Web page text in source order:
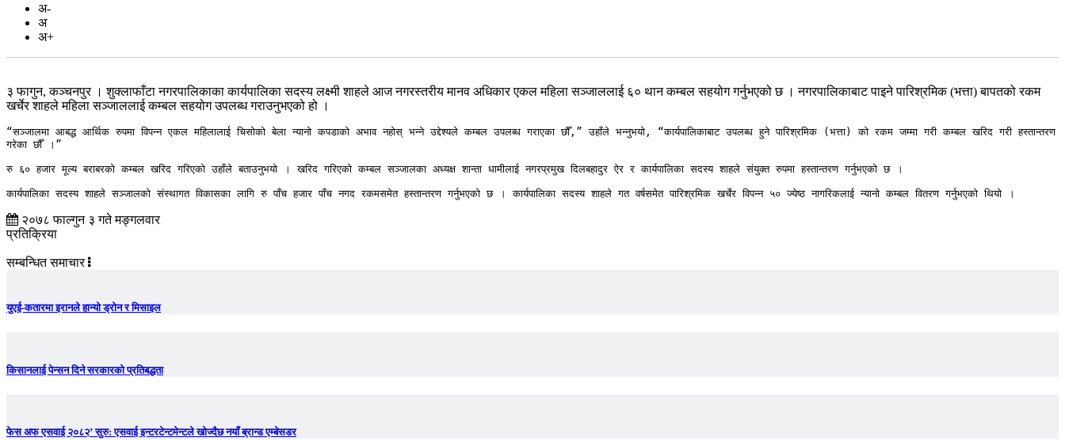
अ-
अ
अ+
३ फागुन, कञ्चनपुर । शुक्लाफाँटा नगरपालिकाका कार्यपालिका सदस्य लक्ष्मी शाहले आज नगरस्तरीय मानव अधिकार एकल महिला सञ्जाललाई ६० थान कम्बल सहयोग गर्नुभएको छ । नगरपालिकाबाट पाइने पारिश्रमिक (भत्ता) बापतको रकम
खर्चेर शाहले महिला सञ्जाललाई कम्बल सहयोग उपलब्ध गराउनुभएको हो ।
“सञ्जालमा आबद्ध आर्थिक रुपमा विपन्न एकल महिलालाई चिसोको बेला न्यानो कपडाको अभाव नहोस् भन्ने उद्देश्यले कम्बल उपलब्ध गराएका छौँ,” उहाँले भन्नुभयो, “कार्यपालिकाबाट उपलब्ध हुने पारिश्रमिक (भत्ता) को रकम जम्मा गरी कम्बल खरिद गरी हस्तान्तरण
गरेका छौँ ।”
रु ६० हजार मूल्य बराबरको कम्बल खरिद गरिएको उहाँले बताउनुभयो । खरिद गरिएको कम्बल सञ्जालका अध्यक्ष शान्ता धामीलाई नगरप्रमुख दिलबहादुर ऐर र कार्यपालिका सदस्य शाहले संयुक्त रुपमा हस्तान्तरण गर्नुभएको छ ।
कार्यपालिका सदस्य शाहले सञ्जालको संस्थागत विकासका लागि रु पाँच हजार पाँच नगद रकमसमेत हस्तान्तरण गर्नुभएको छ । कार्यपालिका सदस्य शाहले गत वर्षसमेत पारिश्रमिक खर्चेर विपन्न ५० ज्येष्ठ नागरिकलाई न्यानो कम्बल वितरण गर्नुभएको थियो ।
२०७८ फाल्गुन ३ गते मङ्गलवार
प्रतिक्रिया
सम्बन्धित समाचार
युएई-कतारमा इरानले हान्यो ड्रोन र मिसाइल
किसानलाई पेन्सन दिने सरकारको प्रतिबद्धता
फेस अफ एसवाई २०८२’ सुरु: एसवाई इन्टरटेन्टमेन्टले खोज्दैछ नयाँ ब्रान्ड एम्बेसडर